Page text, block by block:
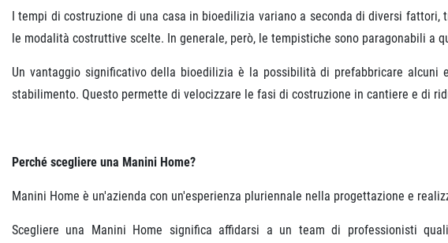
I tempi di costruzione di una casa in bioedilizia variano a seconda di diversi
le modalità costruttive scelte. In generale, però, le tempistiche sono paragonabili a
Un vantaggio significativo della bioedilizia è la possibilità di prefabbricare
stabilimento. Questo permette di velocizzare le fasi di costruzione in cantiere e di
Perché scegliere una Manini Home?
Manini Home è un'azienda con un'esperienza pluriennale nella progettazione e
Scegliere una Manini Home significa affidarsi a un team di professionisti